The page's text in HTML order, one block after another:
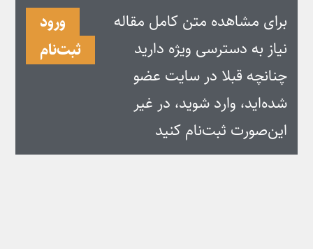
برای مشاهده متن کامل مقاله
نیاز به دسترسی ویژه دارید
چنانچه قبلا در سایت عضو
شده‌اید، وارد شوید، در غیر
این‌صورت ثبت‌نام کنید
ورود
ثبت‌نام